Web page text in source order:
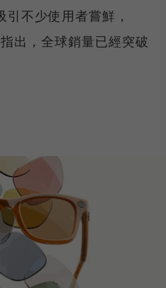
不少使用者嘗鮮，
出，全球銷量已經突破